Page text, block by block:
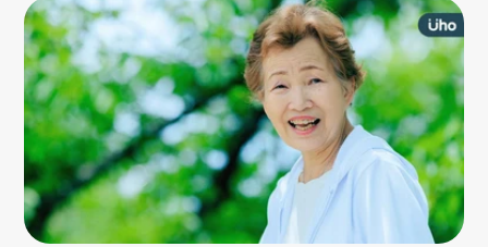
情況，她決心轉換跑道，改當兒科醫師。她於《沒時間化
妝》一書中分享飛行醫師的第一線真實現場。以下為原書摘
文：